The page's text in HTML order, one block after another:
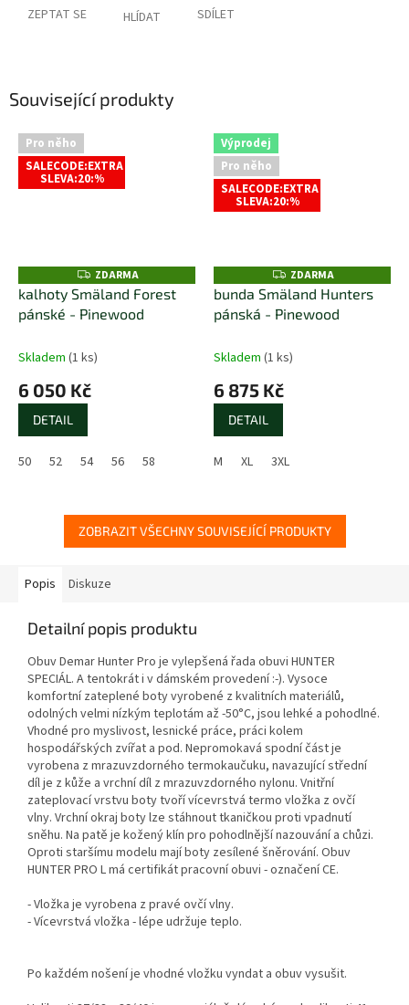
ZEPTAT SE HLÍDAT SDÍLET
Související produkty
Pro něho
SALECODE:EXTRA
SLEVA:20:%
Z
D
A
R
ZDARMA
kalhoty Smäland Forest
pánské - Pinewood
Skladem (1 ks)
6 050 Kč
DETAIL
50 52 54 56 58
Výprodej
Pro něho
SALECODE:EXTRA
SLEVA:20:%
Z
D
A
R
ZDARMA
bunda Smäland Hunters
pánská - Pinewood
Skladem (1 ks)
6 875 Kč
DETAIL
M XL 3XL
ZOBRAZIT VŠECHNY SOUVISEJÍCÍ PRODUKTY
Popis Diskuze
Detailní popis produktu
Obuv Demar Hunter Pro je vylepšená řada obuvi HUNTER
SPECIÁL. A tentokrát i v dámském provedení :-). Vysoce
komfortní zateplené boty vyrobené z kvalitních materiálů,
odolných velmi nízkým teplotám až -50°C, jsou lehké a pohodlné.
Vhodné pro myslivost, lesnické práce, práci kolem
hospodářských zvířat a pod. Nepromokavá spodní část je
vyrobena z mrazuvzdorného termokaučuku, navazující střední
díl je z kůže a vrchní díl z mrazuvzdorného nylonu. Vnitřní
zateplovací vrstvu boty tvoří vícevrstvá termo vložka z ovčí
vlny. Vrchní okraj boty lze stáhnout tkaničkou proti vpadnutí
sněhu. Na patě je kožený klín pro pohodlnější nazouvání a chůzi.
Oproti staršímu modelu mají boty zesílené šněrování. Obuv
HUNTER PRO L má certifikát pracovní obuvi - označení CE.
- Vložka je vyrobena z pravé ovčí vlny.
- Vícevrstvá vložka - lépe udržuje teplo.
Po každém nošení je vhodné vložku vyndat a obuv vysušit.